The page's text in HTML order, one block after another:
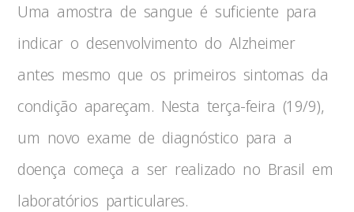
Uma amostra de sangue é suficiente para
indicar o desenvolvimento do Alzheimer
antes mesmo que os primeiros sintomas da
condição apareçam. Nesta terça-feira (19/9),
um novo exame de diagnóstico para a
doença começa a ser realizado no Brasil em
laboratórios particulares.